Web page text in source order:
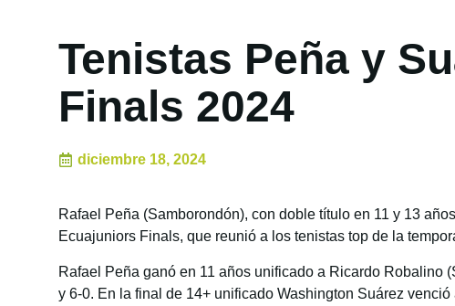
Tenistas Peña y
Finals 2024
diciembre 18, 2024
Rafael Peña (Samborondón), con doble título en 11 y 13
Ecuajuniors Finals, que reunió a los tenistas top de la
Rafael Peña ganó en 11 años unificado a Ricardo Robalino
y 6-0. En la final de 14+ unificado Washington Suárez